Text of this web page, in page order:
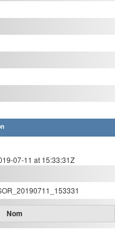
07-11 at 15:33:31Z
Nom